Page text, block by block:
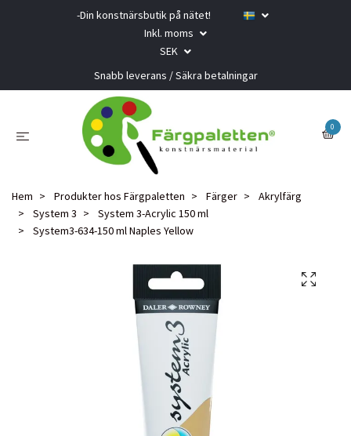
-Din konstnärsbutik på nätet!
Inkl. moms
SEK
Snabb leverans / Säkra betalningar
0
Hem Produkter hos Färgpaletten Färger
Akrylfärg
System 3
System 3-Acrylic 150 ml
System3-634-150 ml Naples Yellow